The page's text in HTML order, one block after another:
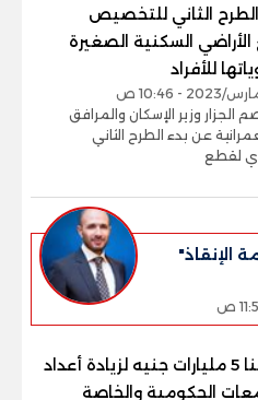
الطرح الثاني للتخصيص
السكنية الصغيرة
للأفراد
الجزار وزير الإسكان والمرافق
عن بدء الطرح الثاني
لقطع
الإنقاذ"
مدبولي: انفقنا 5 مليارات جنيه لزيادة أعداد
الحكومية والخاصة